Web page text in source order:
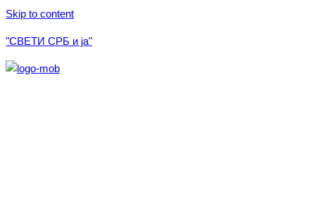
Skip to content
"СВЕТИ СРБ и ја"